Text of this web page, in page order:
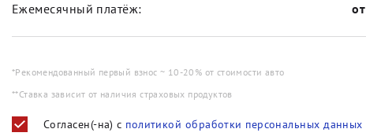
Ежемесячный платёж: от
*Рекомендованный первый взнос ~ 10-20% от стоимости авто
**Ставка зависит от наличия страховых продуктов
Согласен(-на) с политикой обработки персональных данных